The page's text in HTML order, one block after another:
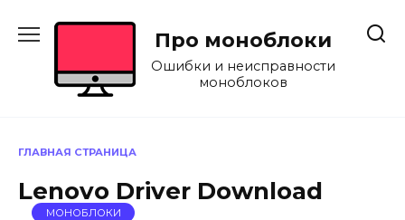
Про моноблоки
Ошибки и неисправности
моноблоков
ГЛАВНАЯ СТРАНИЦА
Lenovo Driver Download
МОНОБЛОКИ